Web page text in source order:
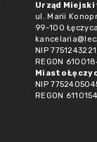
Urząd Miejski
ul. Marii
99-100 Łęczyca
NIP 7751243221
REGON
Miasto
NIP
REGON